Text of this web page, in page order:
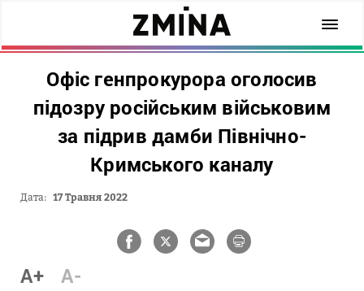
Офіс генпрокурора оголосив
підозру російським військовим
за підрив дамби Північно-
Кримського каналу
Дата: 17 Травня 2022
A+ A-